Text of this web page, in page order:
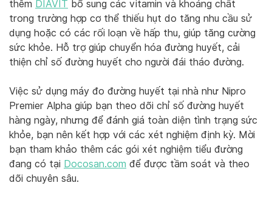
thêm DIAVIT bổ sung các vitamin và khoáng chất
trong trường hợp cơ thể thiếu hụt do tăng nhu cầu sử
dụng hoặc có các rối loạn về hấp thu, giúp tăng cường
sức khỏe. Hỗ trợ giúp chuyển hóa đường huyết, cải
thiện chỉ số đường huyết cho người đái tháo đường.
Việc sử dụng máy đo đường huyết tại nhà như Nipro
Premier Alpha giúp bạn theo dõi chỉ số đường huyết
hàng ngày, nhưng để đánh giá toàn diện tình trạng sức
khỏe, bạn nên kết hợp với các xét nghiệm định kỳ. Mời
bạn tham khảo thêm các gói xét nghiệm tiểu đường
đang có tại Docosan.com để được tầm soát và theo
dõi chuyên sâu.